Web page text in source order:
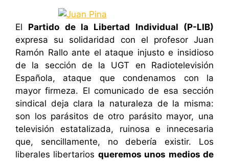
El Partido de la Libertad Individual (P-LIB)
expresa su solidaridad con el profesor Juan
Ramón Rallo ante el ataque injusto e insidioso
de la sección de la UGT en Radiotelevisión
Española, ataque que condenamos con la
mayor firmeza. El comunicado de esa sección
sindical deja clara la naturaleza de la misma:
son los parásitos de otro parásito mayor, una
televisión estatalizada, ruinosa e innecesaria
que, sencillamente, no debería existir. Los
liberales libertarios queremos unos medios de